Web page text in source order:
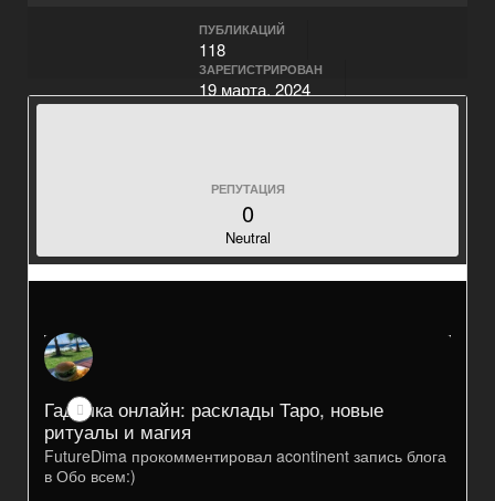
ПУБЛИКАЦИЙ
118
ЗАРЕГИСТРИРОВАН
19 марта, 2024
ПОСЕЩЕНИЕ
РЕПУТАЦИЯ
0
Neutral
Гадалка онлайн: расклады Таро, новые
ритуалы и магия
FutureDima прокомментировал acontinent запись блога
в Обо всем:)